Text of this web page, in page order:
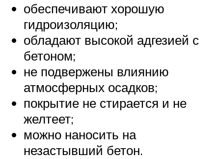
обеспечивают хорошую
гидроизоляцию;
обладают высокой адгезией с
бетоном;
не подвержены влиянию
атмосферных осадков;
покрытие не стирается и не
желтеет;
можно наносить на
незастывший бетон.